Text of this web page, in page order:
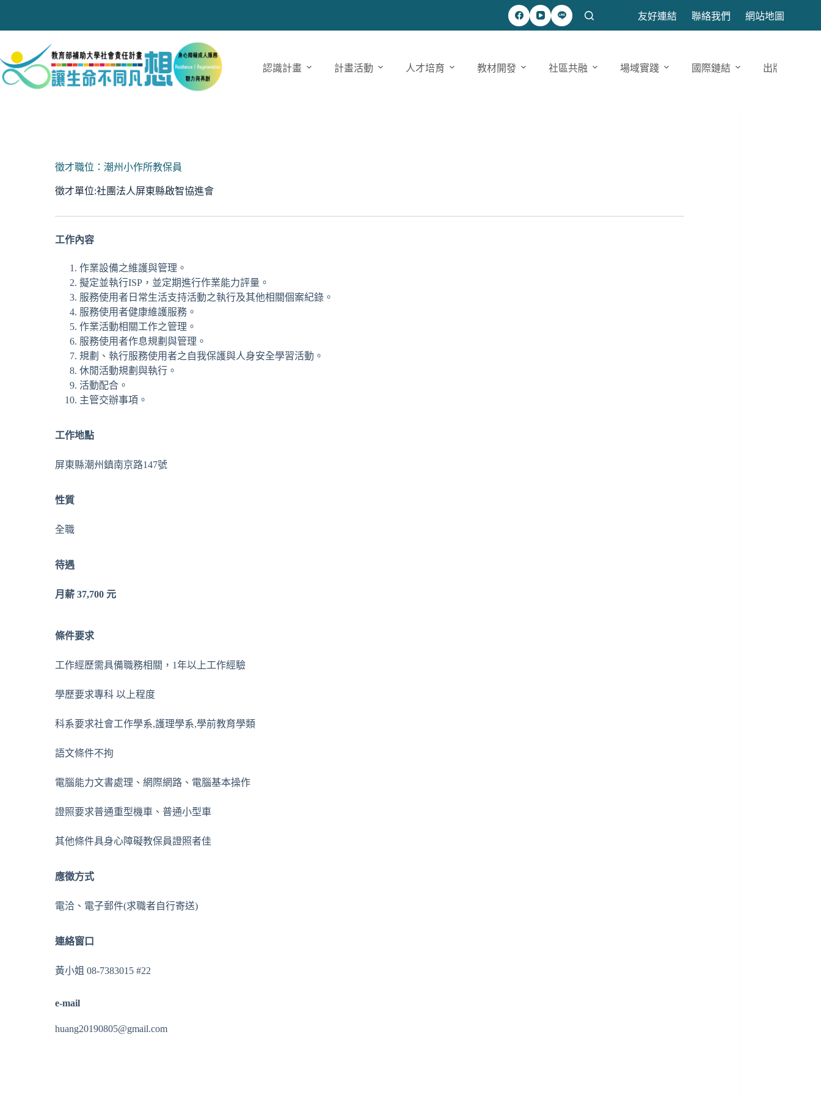
內
容
友好連結 聯絡我們 網站地圖
認識計畫 計畫活動 人才培育 教材開發 社區共融 場域實踐 國際鏈結 出版發表
徵才職位：潮州小作所教保員
徵才單位:社團法人屏東縣啟智協進會
工作內容
作業設備之維護與管理。
擬定並執行ISP，並定期進行作業能力評量。
服務使用者日常生活支持活動之執行及其他相關個案紀錄。
服務使用者健康維護服務。
作業活動相關工作之管理。
服務使用者作息規劃與管理。
規劃、執行服務使用者之自我保護與人身安全學習活動。
休閒活動規劃與執行。
活動配合。
主管交辦事項。
工作地點
屏東縣潮州鎮南京路147號
性質
全職
待遇
月薪 37,700 元
條件要求
工作經歷需具備職務相關，1年以上工作經驗
學歷要求專科 以上程度
科系要求社會工作學系,護理學系,學前教育學類
語文條件不拘
電腦能力文書處理、網際網路、電腦基本操作
證照要求普通重型機車、普通小型車
其他條件具身心障礙教保員證照者佳
應徵方式
電洽、電子郵件(求職者自行寄送)
連絡窗口
黃小姐 08-7383015 #22
e-mail
huang20190805@gmail.com